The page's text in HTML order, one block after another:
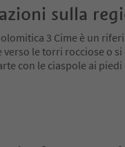
sulla
3 Cime è un
verso le torri rocciose o
con le ciaspole ai